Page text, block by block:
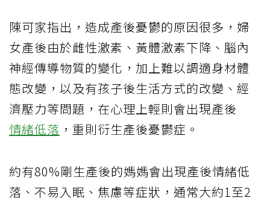
陳可家指出，造成產後憂鬱的原因很多，婦
女產後由於雌性激素、黃體激素下降、腦內
神經傳導物質的變化，加上難以調適身材體
態改變，以及有孩子後生活方式的改變、經
濟壓力等問題，在心理上輕則會出現產後
情緒低落 ，重則衍生產後憂鬱症。
約有80%剛生產後的媽媽會出現產後情緒低
落、不易入眠、焦慮等症狀，通常大約1至2